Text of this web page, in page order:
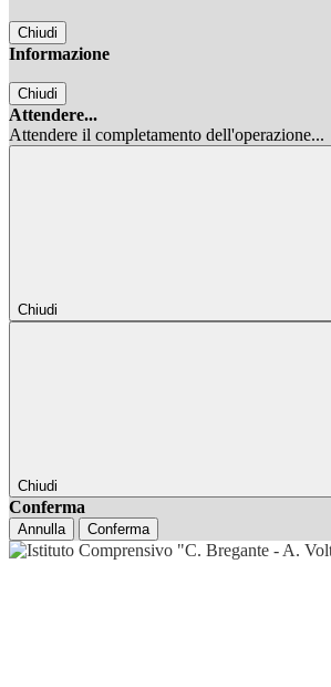
Chiudi
Informazione
Chiudi
Attendere...
Attendere il completamento dell'operazione...
Chiudi
Chiudi
Conferma
Annulla Conferma